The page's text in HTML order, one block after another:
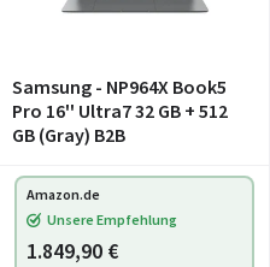
Samsung - NP964X Book5
Pro 16'' Ultra7 32 GB + 512
GB (Gray) B2B
Amazon.de
Unsere Empfehlung
1.849,90 €